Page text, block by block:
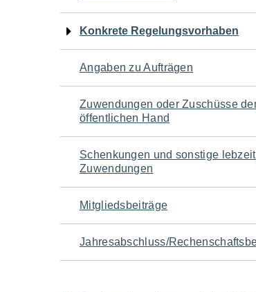
Seiteninhalt
Konkrete Regelungsvorhaben
Angaben zu Aufträgen
Zuwendungen oder Zuschüsse
öffentlichen Hand
Schenkungen und sonstige
Zuwendungen
Mitgliedsbeiträge
Jahresabschluss/